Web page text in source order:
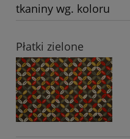
tkaniny wg. koloru
Płatki zielone